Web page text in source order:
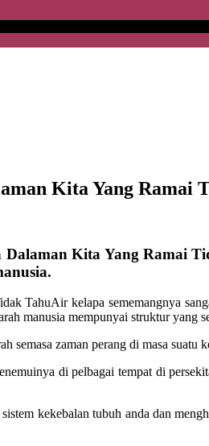
Kita Yang Ramai
Kita Yang Ramai
Air kelapa sememangnya
manusia mempunyai struktur yang
semasa zaman perang di masa
di pelbagai tempat di
kekebalan tubuh anda dan